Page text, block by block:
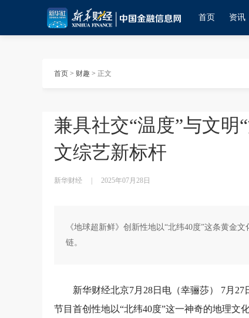
首页 资讯
首页 > 财趣 > 正文
兼具社交“温度”与文明
文综艺新标杆
新华财经 2025年07月28日
《地球超新鲜》创新性地以“北纬40度”这条黄金
链。
新华财经北京7月28日电（幸骊莎） 7月
节目首创性地以“北纬40度”这一神奇的地理文